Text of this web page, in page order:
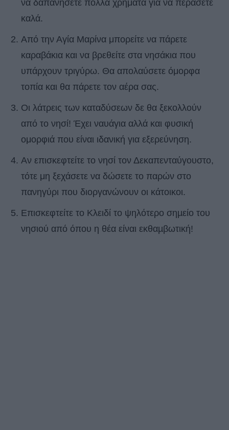
να δαπανήσετε πολλά χρήματα για να περάσετε
καλά.
Από την Αγία Μαρίνα μπορείτε να πάρετε
καραβάκια και να βρεθείτε στα νησάκια που
υπάρχουν τριγύρω. Θα απολαύσετε όμορφα
τοπία και θα πάρετε τον αέρα σας.
Οι λάτρεις των καταδύσεων δε θα ξεκολλούν
από το νησί! Έχει ναυάγια αλλά και φυσική
ομορφιά που είναι ιδανική για εξερεύνηση.
Αν επισκεφτείτε το νησί τον Δεκαπενταύγουστο,
τότε μη ξεχάσετε να δώσετε το παρών στο
πανηγύρι που διοργανώνουν οι κάτοικοι.
Επισκεφτείτε το Κλειδί το ψηλότερο σηµείο του
νησιού από όπου η θέα είναι εκθαµβωτική!